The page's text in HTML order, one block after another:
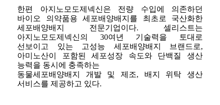
한편 아지노모도제넥신은 전량 수입에 의존하던
바이오 의약품용 세포배양배지를 최초로 국산화한
세포배양배지 전문기업이다. 셀리스트는
아지노모도제넥신의 30여년 기술력을 토대로
선보이고 있는 고성능 세포배양배지 브랜드로,
아미노산이 포함된 세포성장 속도와 단백질 생산
능력을 동시에 충족하는
동물세포배양배지 개발 및 제조, 배지 위탁 생산
서비스를 제공하고 있다.